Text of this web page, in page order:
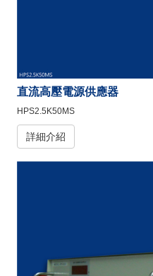
直流高壓電源供應器
HPS2.5K50MS
詳細介紹